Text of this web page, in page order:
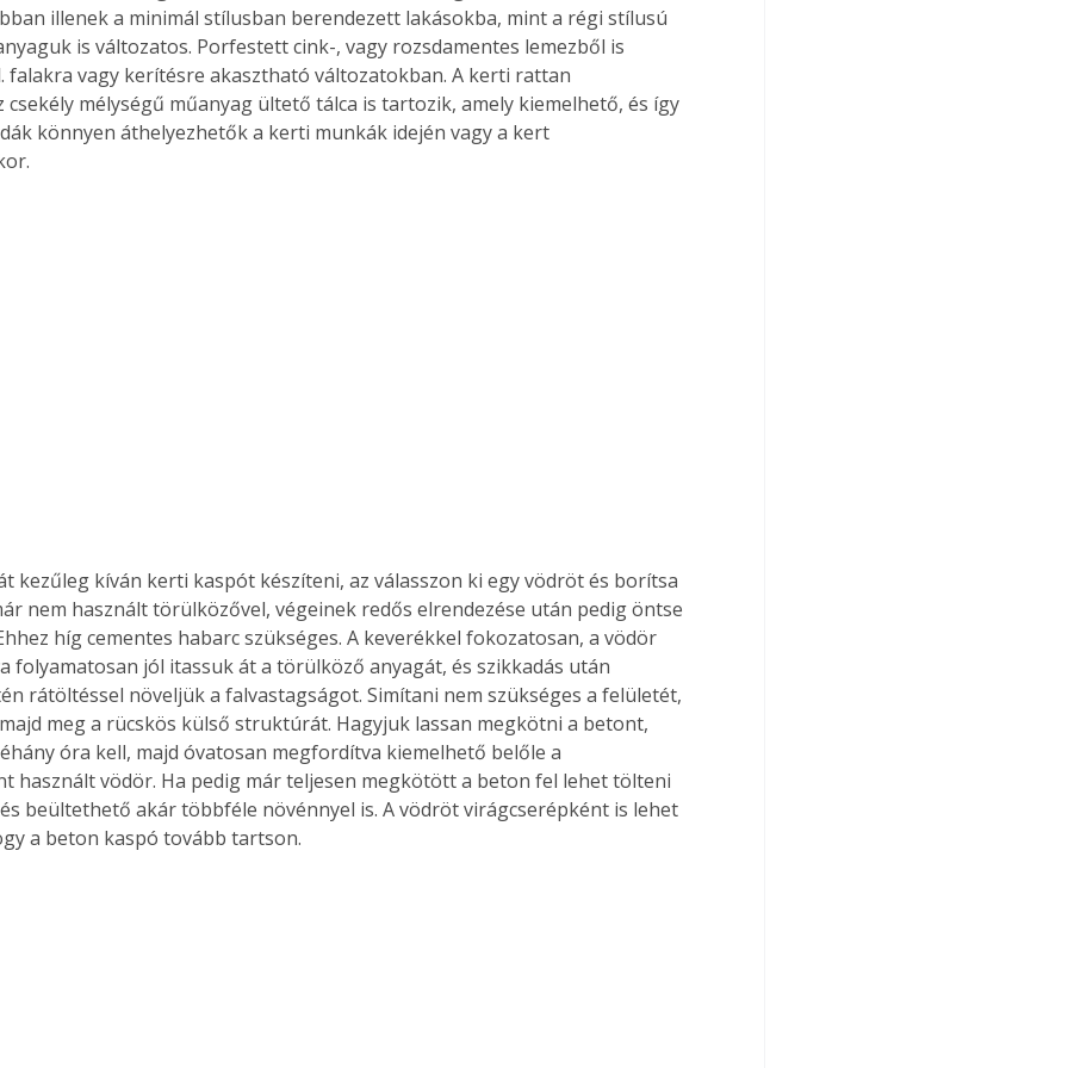
az
Együtt jobban megéri!
Bővebb információ itt!
illenek a minimál stílusban berendezett lakásokba, mint a régi stílusú
is változatos. Porfestett cink-, vagy rozsdamentes lemezből is
falakra vagy kerítésre akasztható változatokban. A kerti rattan
csekély mélységű műanyag ültető tálca is tartozik, amely kiemelhető, és így
könnyen áthelyezhetők a kerti munkák idején vagy a kert
kezűleg kíván kerti kaspót készíteni, az válasszon ki egy vödröt és borítsa
nem használt törülközővel, végeinek redős elrendezése után pedig öntse
híg cementes habarc szükséges. A keverékkel fokozatosan, a vödör
folyamatosan jól itassuk át a törülköző anyagát, és szikkadás után
rátöltéssel növeljük a falvastagságot. Simítani nem szükséges a felületét,
meg a rücskös külső struktúrát. Hagyjuk lassan megkötni a betont,
óra kell, majd óvatosan megfordítva kiemelhető belőle a
használt vödör. Ha pedig már teljesen megkötött a beton fel lehet tölteni
beültethető akár többféle növénnyel is. A vödröt virágcserépként is lehet
a beton kaspó tovább tartson.